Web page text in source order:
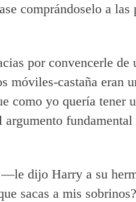
comprándoselo a las
por convencerle de
móviles-castaña eran
como yo quería tener
fundamental
dijo Harry a su
sacas a mis sobrinos?